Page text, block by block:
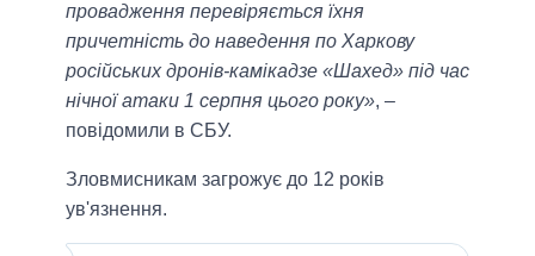
провадження перевіряється їхня
причетність до наведення по Харкову
російських дронів-камікадзе «Шахед» під час
нічної атаки 1 серпня цього року», –
повідомили в СБУ.
Зловмисникам загрожує до 12 років
ув'язнення.